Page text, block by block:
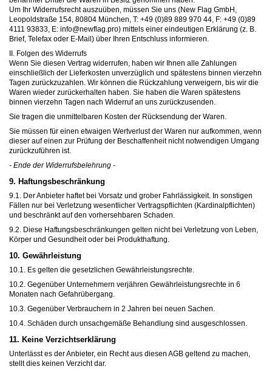
Um Ihr Widerrufsrecht auszuüben, müssen Sie uns (New Flag GmbH,
Leopoldstraße 154, 80804 München, T: +49 (0)89 889 970 44, F: +49 (0)89
4111 93833, E: info@newflag.pro) mittels einer eindeutigen Erklärung (z. B.
Brief, Telefax oder E-Mail) über Ihren Entschluss informieren.
II. Folgen des Widerrufs
Wenn Sie diesen Vertrag widerrufen, haben wir Ihnen alle Zahlungen
einschließlich der Lieferkosten unverzüglich und spätestens binnen vierzehn
Tagen zurückzuzahlen. Wir können die Rückzahlung verweigern, bis wir die
Waren wieder zurückerhalten haben. Sie haben die Waren spätestens
binnen vierzehn Tagen nach Widerruf an uns zurückzusenden.
Sie tragen die unmittelbaren Kosten der Rücksendung der Waren.
Sie müssen für einen etwaigen Wertverlust der Waren nur aufkommen, wenn
dieser auf einen zur Prüfung der Beschaffenheit nicht notwendigen Umgang
zurückzuführen ist.
- Ende der Widerrufsbelehrung -
9. Haftungsbeschränkung
9.1. Der Anbieter haftet bei Vorsatz und grober Fahrlässigkeit. In sonstigen
Fällen nur bei Verletzung wesentlicher Vertragspflichten (Kardinalpflichten)
und beschränkt auf den vorhersehbaren Schaden.
9.2. Diese Haftungsbeschränkungen gelten nicht bei Verletzung von Leben,
Körper und Gesundheit oder bei Produkthaftung.
10. Gewährleistung
10.1. Es gelten die gesetzlichen Gewährleistungsrechte.
10.2. Gegenüber Unternehmern verjähren Gewährleistungsrechte in 6
Monaten nach Gefahrübergang.
10.3. Gegenüber Verbrauchern in 2 Jahren bei neuen Sachen.
10.4. Schäden durch unsachgemäße Behandlung sind ausgeschlossen.
11. Keine Verzichtserklärung
Unterlässt es der Anbieter, ein Recht aus diesen AGB geltend zu machen,
stellt dies keinen Verzicht dar.